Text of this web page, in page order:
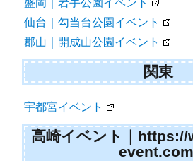
盛岡｜岩手公園イベント
仙台｜勾当台公園イベント
郡山｜開成山公園イベント
関東
宇都宮イベント
高崎イベント｜